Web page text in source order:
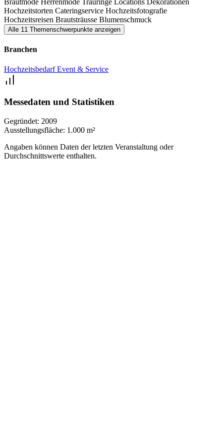
Brautmode Herrenmode Trauringe Locations Dekorationen
Hochzeitstorten Cateringservice Hochzeitsfotografie
Hochzeitsreisen Brautsträusse Blumenschmuck
Alle 11 Themenschwerpunkte anzeigen
Branchen
HochzeitsbedarfEvent & Service
Messedaten und Statistiken
Gegründet: 2009
Ausstellungsfläche: 1.000 m²
Angaben können Daten der letzten Veranstaltung oder
Durchschnittswerte enthalten.